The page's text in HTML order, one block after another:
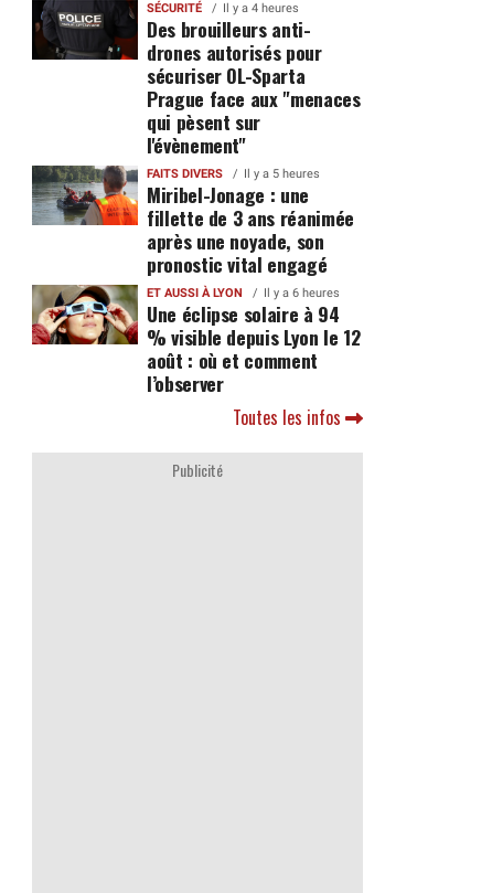
SÉCURITÉ Il y a 4 heures
Des brouilleurs anti-
drones autorisés pour
sécuriser OL-Sparta
Prague face aux "menaces
qui pèsent sur
l'évènement"
FAITS DIVERS Il y a 5 heures
Miribel-Jonage : une
fillette de 3 ans réanimée
après une noyade, son
pronostic vital engagé
ET AUSSI À LYON Il y a 6 heures
Une éclipse solaire à 94
% visible depuis Lyon le 12
août : où et comment
l’observer
Toutes les infos
Publicité